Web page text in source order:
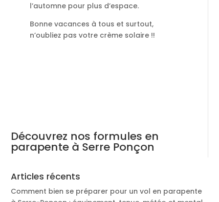
l’automne pour plus d’espace.
Bonne vacances à tous et surtout,
n’oubliez pas votre crème solaire !!
Découvrez nos formules en
parapente à Serre Ponçon
Articles récents
Comment bien se préparer pour un vol en parapente